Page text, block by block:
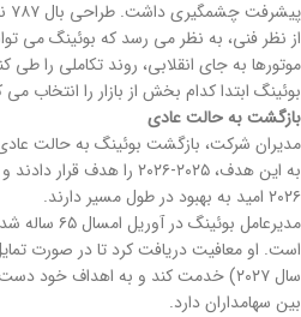
پیشرفت چشمگیری داشت. طراحی بال ۷۸۷ نیز یک تغییر گام دیگر بود.
از نظر فنی، به نظر می رسد که بوئینگ می
موتورها به جای انقلابی، روند تکاملی را
بوئینگ ابتدا کدام بخش از بازار را انتخاب می
بازگشت به حالت عادی
مدیران شرکت، بازگشت بوئینگ به حالت
۲۰۲۶ امید به بهبود در طول مسیر دارند.
مدیرعامل
سال ۲۰۲۷) خدمت کند و به اهداف خود
بین سهامداران دارد.